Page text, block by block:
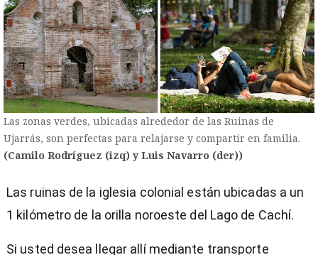
Las zonas verdes, ubicadas alrededor de las Ruinas de
Ujarrás, son perfectas para relajarse y compartir en familia.
(Camilo Rodríguez (izq) y Luis Navarro (der))
Las ruinas de la iglesia colonial están ubicadas a un
1 kilómetro de la orilla noroeste del Lago de Cachí.
Si usted desea llegar allí mediante transporte